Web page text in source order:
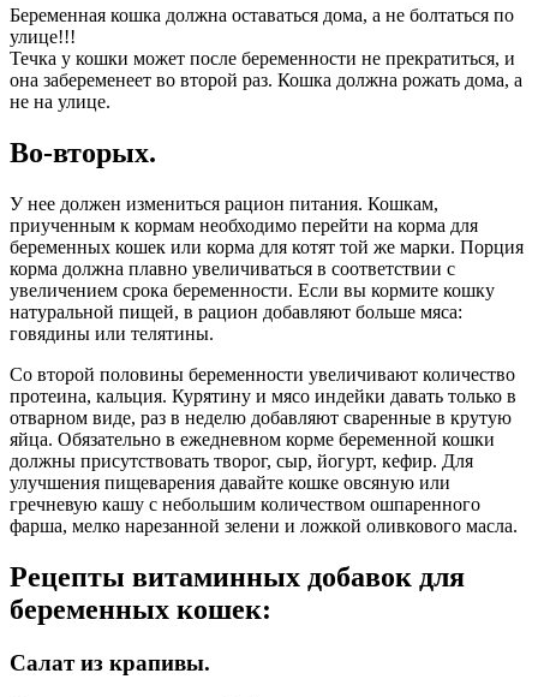
Беременная кошка должна оставаться дома, а не болтаться по
улице!!!
Течка у кошки может после беременности не прекратиться, и
она забеременеет во второй раз. Кошка должна рожать дома, а
не на улице.
Во-вторых.
У нее должен измениться рацион питания. Кошкам,
приученным к кормам необходимо перейти на корма для
беременных кошек или корма для котят той же марки. Порция
корма должна плавно увеличиваться в соответствии с
увеличением срока беременности. Если вы кормите кошку
натуральной пищей, в рацион добавляют больше мяса:
говядины или телятины.
Со второй половины беременности увеличивают количество
протеина, кальция. Курятину и мясо индейки давать только в
отварном виде, раз в неделю добавляют сваренные в крутую
яйца. Обязательно в ежедневном корме беременной кошки
должны присутствовать творог, сыр, йогурт, кефир. Для
улучшения пищеварения давайте кошке овсяную или
гречневую кашу с небольшим количеством ошпаренного
фарша, мелко нарезанной зелени и ложкой оливкового масла.
Рецепты витаминных добавок для
беременных кошек:
Салат из крапивы.